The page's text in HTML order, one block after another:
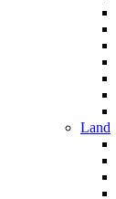
Land